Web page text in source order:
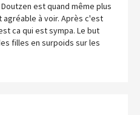
est quand même plus
à voir. Après c'est
ca qui est sympa. Le but
filles en surpoids sur les